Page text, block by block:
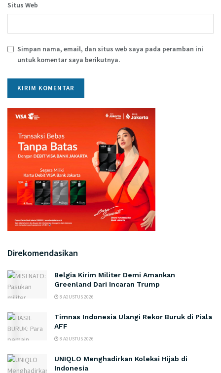
Situs Web
Simpan nama, email, dan situs web saya pada peramban ini
untuk komentar saya berikutnya.
Direkomendasikan
Belgia Kirim Militer Demi Amankan
Greenland Dari Incaran Trump
8 AGUSTUS 2026
Timnas Indonesia Ulangi Rekor Buruk di Piala
AFF
8 AGUSTUS 2026
UNIQLO Menghadirkan Koleksi Hijab di
Indonesia